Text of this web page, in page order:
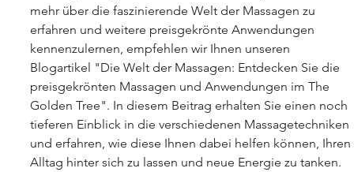
mehr über die faszinierende Welt der Massagen zu
erfahren und weitere preisgekrönte Anwendungen
kennenzulernen, empfehlen wir Ihnen unseren
Blogartikel "Die Welt der Massagen: Entdecken Sie die
preisgekrönten Massagen und Anwendungen im The
Golden Tree". In diesem Beitrag erhalten Sie einen noch
tieferen Einblick in die verschiedenen Massagetechniken
und erfahren, wie diese Ihnen dabei helfen können, Ihren
Alltag hinter sich zu lassen und neue Energie zu tanken.